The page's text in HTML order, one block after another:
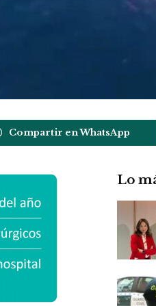
Compartir en WhatsApp
Lo